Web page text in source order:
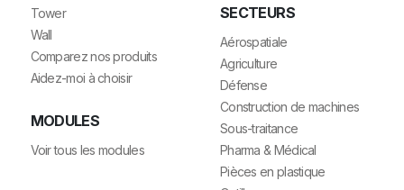
Tower
Wall
Comparez nos produits
Aidez-moi à choisir
MODULES
Voir tous les modules
SECTEURS
Aérospatiale
Agriculture
Défense
Construction de machines
Sous-traitance
Pharma & Médical
Pièces en plastique